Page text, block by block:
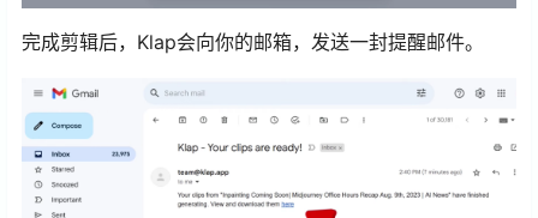
完成剪辑后，Klap会向你的邮箱，发送一封提醒邮件。